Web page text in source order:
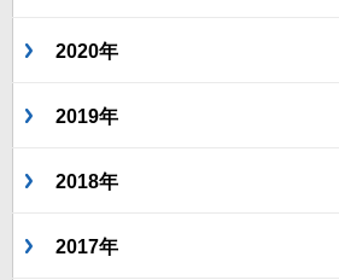
2020年
2019年
2018年
2017年